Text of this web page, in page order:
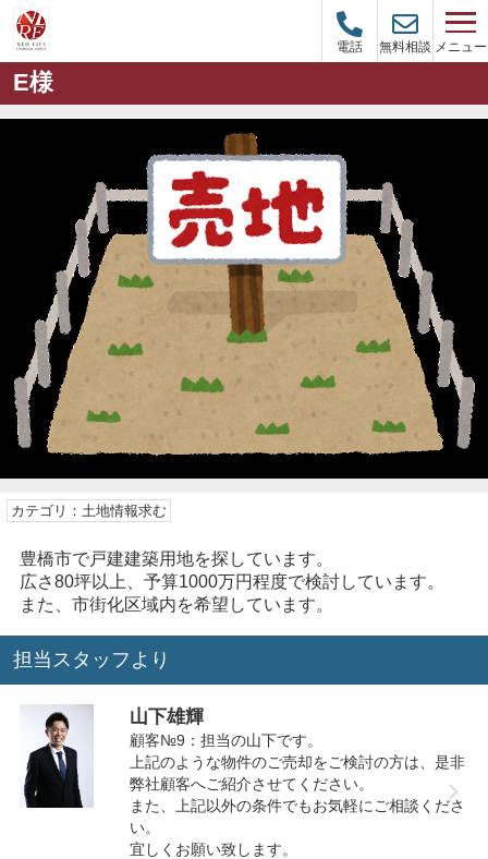
電話 無料相談 メニュー
E様
カテゴリ：土地情報求む
豊橋市で戸建建築用地を探しています。
広さ80坪以上、予算1000万円程度で検討しています。
また、市街化区域内を希望しています。
担当スタッフより
山下雄輝
顧客№9：担当の山下です。
上記のような物件のご売却をご検討の方は、是非
弊社顧客へご紹介させてください。
また、上記以外の条件でもお気軽にご相談くださ
い。
宜しくお願い致します。